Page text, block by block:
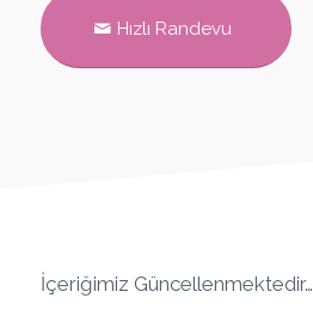
Hızlı Randevu
İçeriğimiz Güncellenmektedir…